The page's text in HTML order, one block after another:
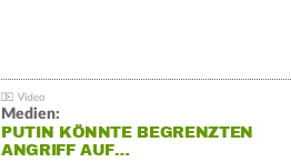
Medien:
PUTIN KÖNNTE BEGRENZTEN
ANGRIFF AUF…